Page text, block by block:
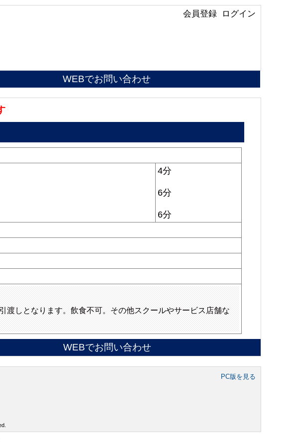
ログイン
会員登録
WEBでお問い合わせ
4分
6分
6分
渡しとなります。飲食不可。その他スクールやサービス店舗な
WEBでお問い合わせ
PC版を見る